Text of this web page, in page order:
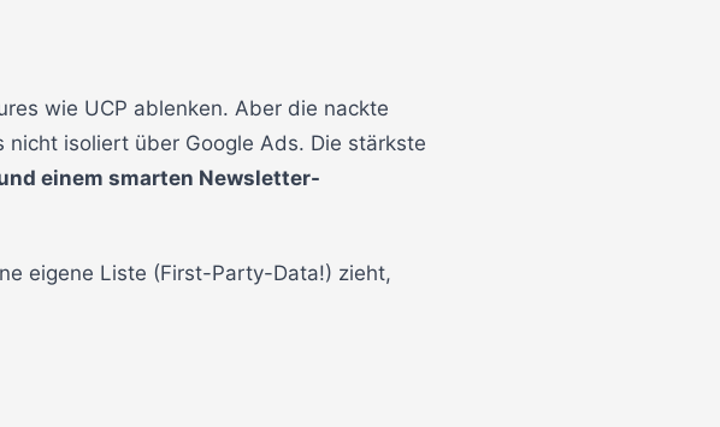
wie UCP ablenken. Aber die nackte
isoliert über Google Ads. Die stärkste
einem smarten Newsletter-
eigene Liste (First-Party-Data!) zieht,